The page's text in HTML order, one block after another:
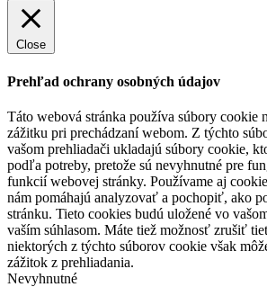
Close
Prehľad ochrany osobných údajov
Táto webová stránka používa súbory cookie
zážitku pri prechádzaní webom. Z týchto
vašom prehliadači ukladajú súbory cookie,
podľa potreby, pretože sú nevyhnutné pre
funkcií webovej stránky. Používame aj
nám pomáhajú analyzovať a pochopiť, ako
stránku. Tieto cookies budú uložené vo
vaším súhlasom. Máte tiež možnosť zrušiť
niektorých z týchto súborov cookie však
zážitok z prehliadania.
Nevyhnutné